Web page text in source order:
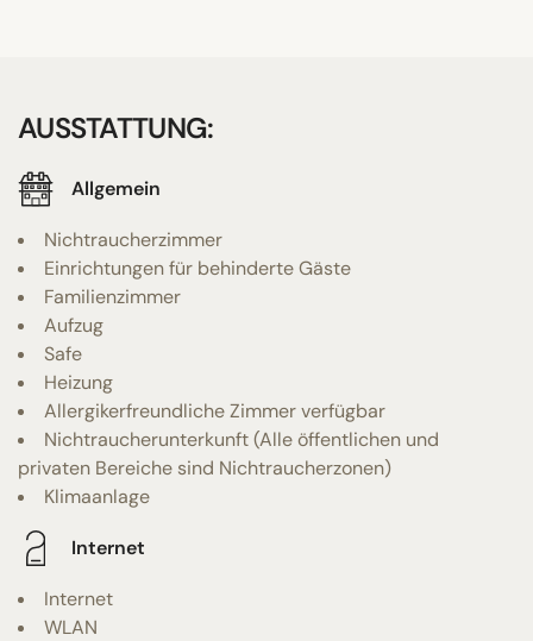
AUSSTATTUNG:
Allgemein
Nichtraucherzimmer
Einrichtungen für behinderte Gäste
Familienzimmer
Aufzug
Safe
Heizung
Allergikerfreundliche Zimmer verfügbar
Nichtraucherunterkunft (Alle öffentlichen und
privaten Bereiche sind Nichtraucherzonen)
Klimaanlage
Internet
Internet
WLAN